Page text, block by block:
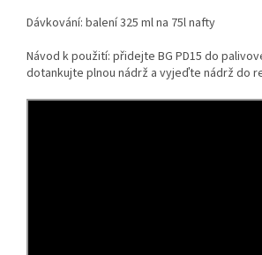
Dávkování: balení 325 ml na 75l nafty
Návod k použití: přidejte BG PD15 do
dotankujte plnou nádrž a vyjeďte nádrž do